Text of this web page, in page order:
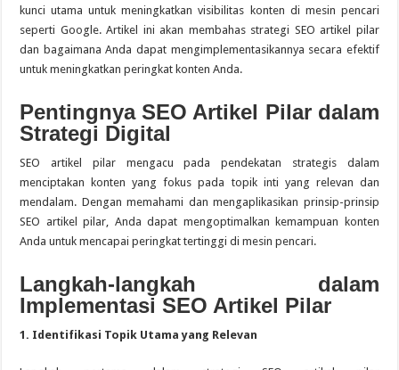
kunci utama untuk meningkatkan visibilitas konten di mesin pencari
seperti Google. Artikel ini akan membahas strategi SEO artikel pilar
dan bagaimana Anda dapat mengimplementasikannya secara efektif
untuk meningkatkan peringkat konten Anda.
Pentingnya SEO Artikel Pilar dalam
Strategi Digital
SEO artikel pilar mengacu pada pendekatan strategis dalam
menciptakan konten yang fokus pada topik inti yang relevan dan
mendalam. Dengan memahami dan mengaplikasikan prinsip-prinsip
SEO artikel pilar, Anda dapat mengoptimalkan kemampuan konten
Anda untuk mencapai peringkat tertinggi di mesin pencari.
Langkah-langkah dalam
Implementasi SEO Artikel Pilar
1. Identifikasi Topik Utama yang Relevan